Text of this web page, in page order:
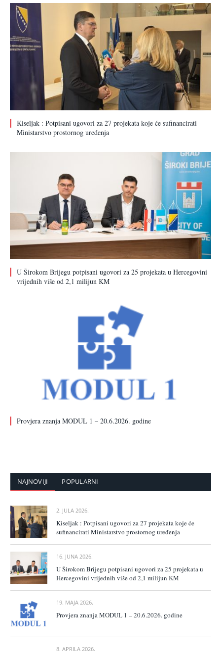
Kiseljak : Potpisani ugovori za 27 projekata koje će sufinancirati
Ministarstvo prostornog uređenja
U Širokom Brijegu potpisani ugovori za 25 projekata u Hercegovini
vrijednih više od 2,1 milijun KM
Provjera znanja MODUL 1 – 20.6.2026. godine
NAJNOVIJI POPULARNI
2. JULA 2026.
Kiseljak : Potpisani ugovori za 27 projekata koje će
sufinancirati Ministarstvo prostornog uređenja
16. JUNA 2026.
U Širokom Brijegu potpisani ugovori za 25 projekata u
Hercegovini vrijednih više od 2,1 milijun KM
19. MAJA 2026.
Provjera znanja MODUL 1 – 20.6.2026. godine
8. APRILA 2026.